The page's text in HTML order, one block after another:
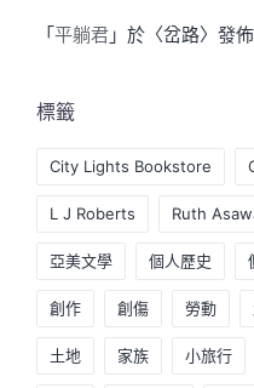
「平躺君 」於〈岔路〉發
標籤
City Lights Bookstore
L J Roberts Ruth
亞美文學 個人歷史
創作 創傷 勞動
土地 家族 小旅行